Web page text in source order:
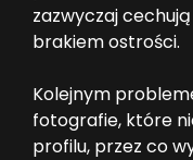
zazwyczaj
brakiem ostrości.
Kolejnym
fotografie, które
profilu, przez co